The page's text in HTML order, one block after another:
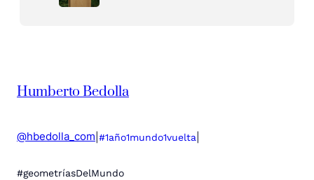
Humberto Bedolla
@hbedolla_com #1año1mundo1vuelta
#geometríasDelMundo